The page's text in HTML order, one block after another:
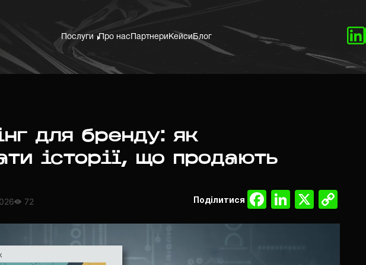
Послуги Про нас Партнери КейсиБлог
для бренду: як
історії, що продають
72 Поділитися Facebook
LinkedIn
X